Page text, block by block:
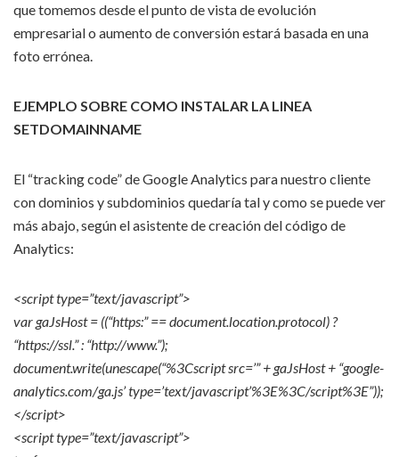
que tomemos desde el punto de vista de evolución
empresarial o aumento de conversión estará basada en una
foto errónea.
EJEMPLO SOBRE COMO INSTALAR LA LINEA
SETDOMAINNAME
El “tracking code” de Google Analytics para nuestro cliente
con dominios y subdominios quedaría tal y como se puede ver
más abajo, según el asistente de creación del código de
Analytics:
<script type=”text/javascript”>
var gaJsHost = ((“https:” == document.location.protocol) ?
“https://ssl.” : “http://www.”);
document.write(unescape(“%3Cscript src=’” + gaJsHost + “google-
analytics.com/ga.js’ type=’text/javascript’%3E%3C/script%3E”));
</script>
<script type=”text/javascript”>